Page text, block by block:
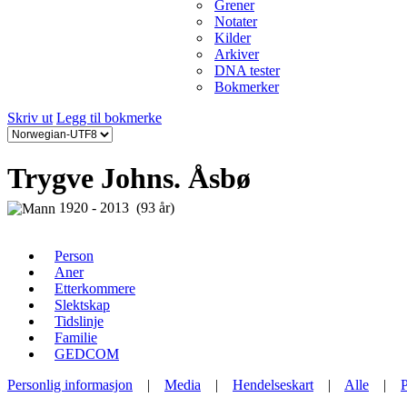
Grener
Notater
Kilder
Arkiver
DNA tester
Bokmerker
Skriv ut Legg til bokmerke
Trygve Johns. Åsbø
1920 - 2013 (93 år)
Person
Aner
Etterkommere
Slektskap
Tidslinje
Familie
GEDCOM
Personlig informasjon | Media | Hendelseskart | Alle |